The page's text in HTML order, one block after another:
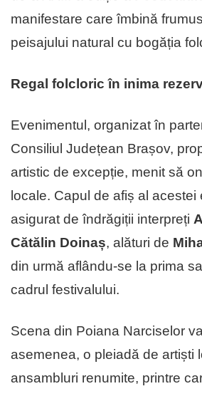
manifestare care îmbină
peisajului natural cu bogăția
Regal folcloric în inima
Evenimentul, organizat în
Consiliul Județean Brașov,
artistic de excepție, menit să
locale. Capul de afiș al acestei
asigurat de îndrăgiții interpreți
Cătălin Doinaș, alături de
din urmă aflându-se la prima
cadrul festivalului.
Scena din Poiana Narciselor
asemenea, o pleiadă de artiști
ansambluri renumite, printre